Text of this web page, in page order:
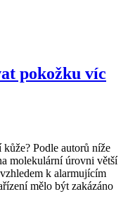
pokožku víc
Podle autorů níže
molekulární úrovni větší
k alarmujícím
mělo být zakázáno